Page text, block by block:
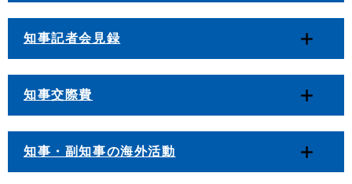
知事記者会見録
知事交際費
知事・副知事の海外活動